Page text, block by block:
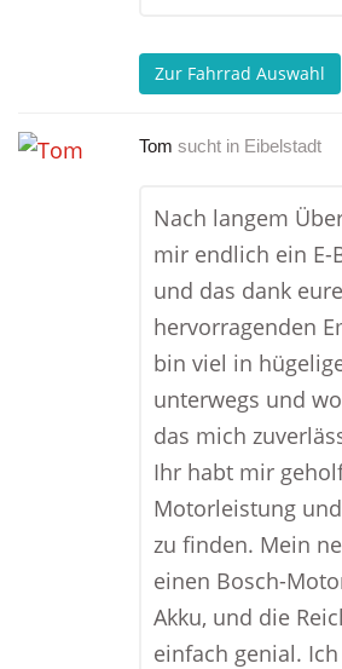
Zur Fahrrad Auswahl
Tom sucht in Eibelstadt
Nach langem
mir endlich ein E-
und das dank
hervorragenden
bin viel in
unterwegs und
das mich
Ihr habt mir
Motorleistung
zu finden. Mein
einen Bosch-
Akku, und die
einfach genial.